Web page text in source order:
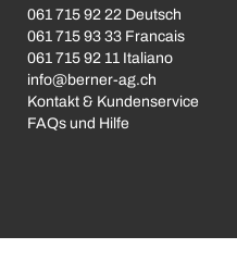
061 715 92 22 Deutsch
061 715 93 33 Francais
061 715 92 11 Italiano
info@berner-ag.ch
Kontakt & Kundenservice
FAQs und Hilfe